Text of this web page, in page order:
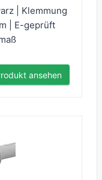
| Klemmung
| E-geprüft
ansehen